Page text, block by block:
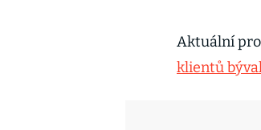
Aktuální
klientů